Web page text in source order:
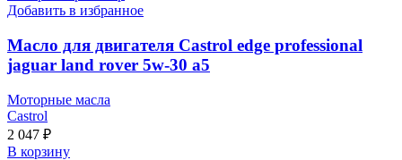
Добавить в избранное
Масло для двигателя Castrol edge professional
jaguar land rover 5w-30 a5
Моторные масла
Castrol
2 047 ₽
В корзину